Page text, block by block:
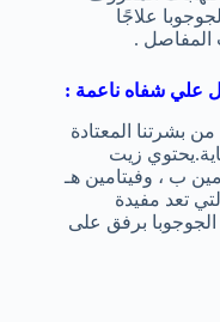
علاجًا
المفاصل .
شفاه ناعمة :
بشرتنا المعتادة
زيت
ب ، وفيتامين هـ
تعد مفيدة
الجوجوبا برفق على